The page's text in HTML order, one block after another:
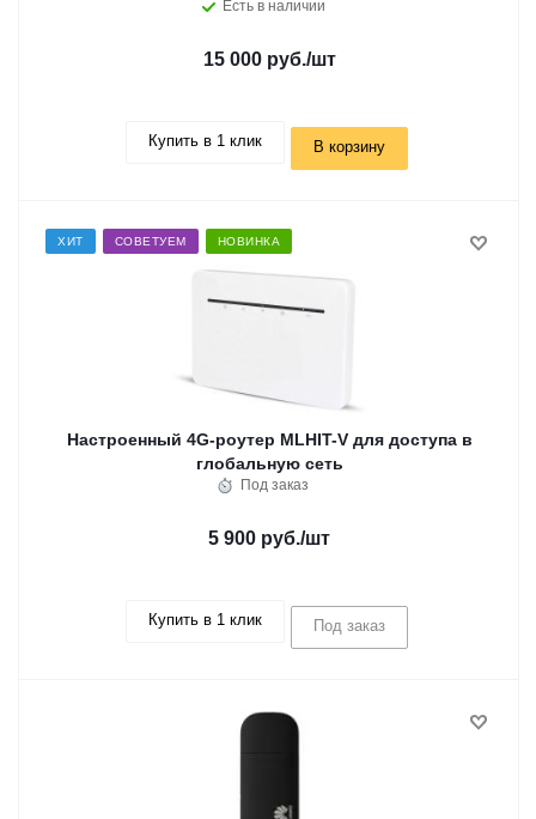
Есть в наличии
15 000 руб./шт
Купить в 1 клик В корзину
ХИТ СОВЕТУЕМ НОВИНКА
Настроенный 4G-роутер MLHIT-V для доступа в
глобальную сеть
Под заказ
5 900 руб./шт
Купить в 1 клик Под заказ